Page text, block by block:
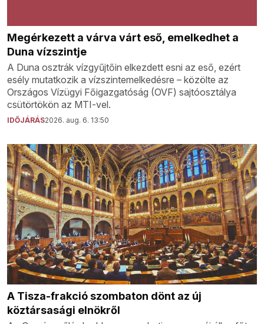
Megérkezett a várva várt eső, emelkedhet a
Duna vízszintje
A Duna osztrák vízgyűjtőin elkezdett esni az eső, ezért
esély mutatkozik a vízszintemelkedésre – közölte az
Országos Vízügyi Főigazgatóság (OVF) sajtóosztálya
csütörtökön az MTI-vel.
IDŐJÁRÁS2026. aug. 6. 13:50
A Tisza-frakció szombaton dönt az új
köztársasági elnökről